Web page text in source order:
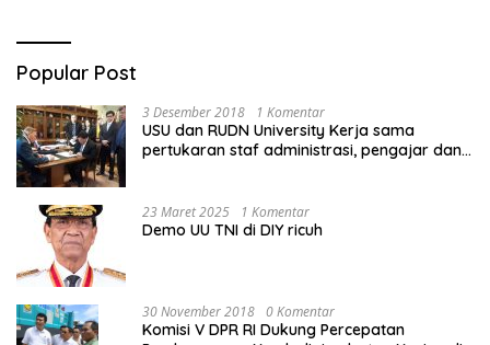
Popular Post
3 Desember 2018 1 Komentar
USU dan RUDN University Kerja sama
pertukaran staf administrasi, pengajar dan
23 Maret 2025 1 Komentar
Demo UU TNI di DIY ricuh
30 November 2018 0 Komentar
Komisi V DPR RI Dukung Percepatan